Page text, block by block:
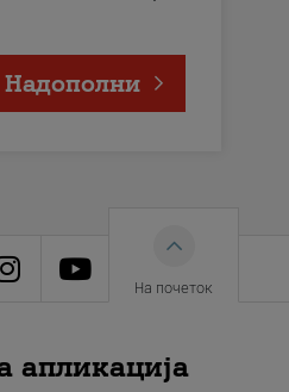
Надополни
На почеток
апликација